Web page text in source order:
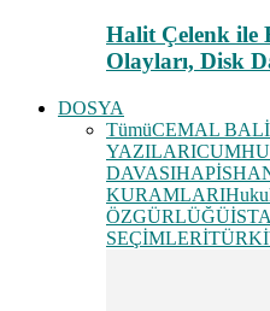
Halit Çelenk ile
Olayları, Disk
DOSYA
TümüCEMAL
YAZILARI
DAVASI
KURAMLARI
ÖZGÜRLÜĞÜ
SEÇİMLERİ